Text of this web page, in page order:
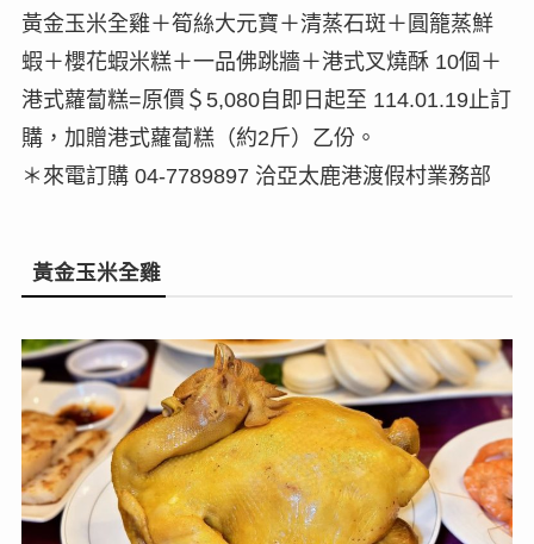
黃金玉米全雞＋筍絲大元寶＋清蒸石斑＋圓籠蒸鮮
蝦＋櫻花蝦米糕＋一品佛跳牆＋港式叉燒酥 10個＋
港式蘿蔔糕=原價＄5,080自即日起至 114.01.19止訂
購，加贈港式蘿蔔糕（約2斤）乙份。
＊來電訂購 04-7789897 洽亞太鹿港渡假村業務部
黃金玉米全雞